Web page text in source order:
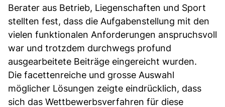
Berater aus Betrieb, Liegenschaften und Sport
stellten fest, dass die Aufgabenstellung mit den
vielen funktionalen Anforderungen anspruchsvoll
war und trotzdem durchwegs profund
ausgearbeitete Beiträge eingereicht wurden.
Die facettenreiche und grosse Auswahl
möglicher Lösungen zeigte eindrücklich, dass
sich das Wettbewerbsverfahren für diese